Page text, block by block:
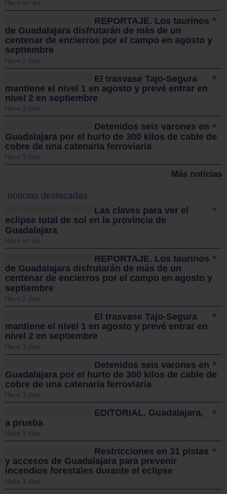
Hace un día
REPORTAJE. Los taurinos
de Guadalajara disfrutarán de más de un
centenar de encierros por el campo en agosto y
septiembre
Hace 2 días
El trasvase Tajo-Segura
mantiene el nivel 1 en agosto y prevé entrar en
nivel 2 en septiembre
Hace 3 días
Detenidos seis varones en
Guadalajara por el hurto de 300 kilos de cable de
cobre de una catenaria ferroviaria
Hace 3 días
Más noticias
noticias destacadas
Las claves para ver el
eclipse total de sol en la provincia de
Guadalajara
Hace un día
REPORTAJE. Los taurinos
de Guadalajara disfrutarán de más de un
centenar de encierros por el campo en agosto y
septiembre
Hace 2 días
El trasvase Tajo-Segura
mantiene el nivel 1 en agosto y prevé entrar en
nivel 2 en septiembre
Hace 3 días
Detenidos seis varones en
Guadalajara por el hurto de 300 kilos de cable de
cobre de una catenaria ferroviaria
Hace 3 días
EDITORIAL. Guadalajara,
a prueba
Hace 3 días
Restricciones en 31 pistas
y accesos de Guadalajara para prevenir
incendios forestales durante el eclipse
Hace 3 días